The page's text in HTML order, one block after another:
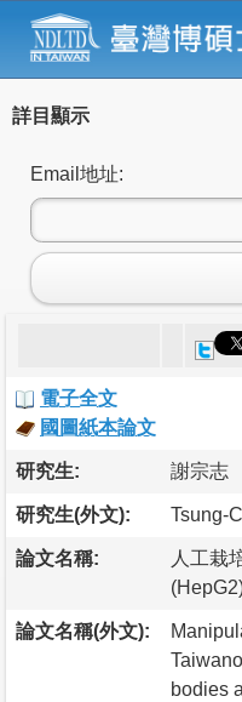
詳目顯示
Email地址:
電子全文
國圖紙本論文
研究生: 謝宗志
研究生(外文): Tsung-
論文名稱:
人工栽
論文名稱(外文):
bodies